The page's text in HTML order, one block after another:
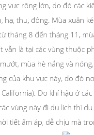
vực rộng lớn, do đó các
hạ, thu, đông. Mùa xuân
tháng 8 đến tháng 11,
là tại các vùng thuộc
mùa hè nắng và
của khu vực này, do đó
Do khí hậu ở
vùng này đi du lịch thì
tiết ấm áp, dễ chịu mà